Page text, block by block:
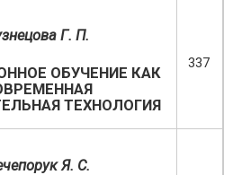
Г. П.
ОБУЧЕНИЕ КАК
ТЕХНОЛОГИЯ
337
Я. С.